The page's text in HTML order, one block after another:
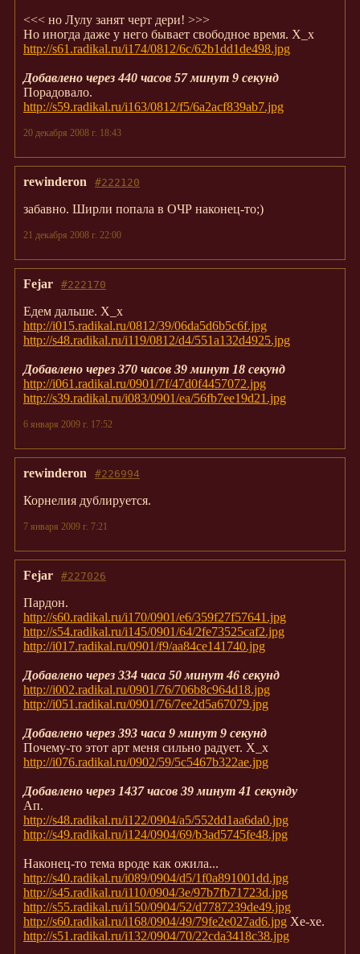
<<< но Лулу занят черт дери! >>>
Но иногда даже у него бывает свободное время. Х_х
http://s61.radikal.ru/i174/0812/6c/62b1dd1de498.jpg
Добавлено через 440 часов 57 минут 9 секунд
Порадовало.
http://s59.radikal.ru/i163/0812/f5/6a2acf839ab7.jpg
20 декабря 2008 г. 18:43
#222120
rewinderon
забавно. Ширли попала в ОЧР наконец-то;)
21 декабря 2008 г. 22:00
#222170
Fejar
Едем дальше. Х_х
http://i015.radikal.ru/0812/39/06da5d6b5c6f.jpg
http://s48.radikal.ru/i119/0812/d4/551a132d4925.jpg
Добавлено через 370 часов 39 минут 18 секунд
http://i061.radikal.ru/0901/7f/47d0f4457072.jpg
http://s39.radikal.ru/i083/0901/ea/56fb7ee19d21.jpg
6 января 2009 г. 17:52
#226994
rewinderon
Корнелия дублируется.
7 января 2009 г. 7:21
#227026
Fejar
Пардон.
http://s60.radikal.ru/i170/0901/e6/359f27f57641.jpg
http://s54.radikal.ru/i145/0901/64/2fe73525caf2.jpg
http://i017.radikal.ru/0901/f9/aa84ce141740.jpg
Добавлено через 334 часа 50 минут 46 секунд
http://i002.radikal.ru/0901/76/706b8c964d18.jpg
http://i051.radikal.ru/0901/76/7ee2d5a67079.jpg
Добавлено через 393 часа 9 минут 9 секунд
Почему-то этот арт меня сильно радует. Х_х
http://i076.radikal.ru/0902/59/5c5467b322ae.jpg
Добавлено через 1437 часов 39 минут 41 секунду
Ап.
http://s48.radikal.ru/i122/0904/a5/552dd1aa6da0.jpg
http://s49.radikal.ru/i124/0904/69/b3ad5745fe48.jpg
Наконец-то тема вроде как ожила...
http://s40.radikal.ru/i089/0904/d5/1f0a891001dd.jpg
http://s45.radikal.ru/i110/0904/3e/97b7fb71723d.jpg
http://s55.radikal.ru/i150/0904/52/d7787239de49.jpg
http://s60.radikal.ru/i168/0904/49/79fe2e027ad6.jpg Хе-хе.
http://s51.radikal.ru/i132/0904/70/22cda3418c38.jpg